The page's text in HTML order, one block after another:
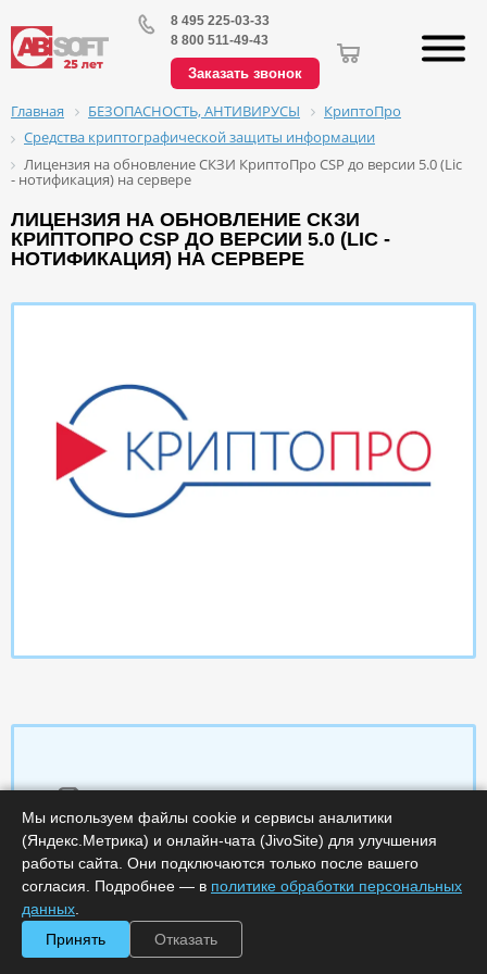
8 495 225-03-33
8 800 511-49-43
Заказать звонок
Главная БЕЗОПАСНОСТЬ, АНТИВИРУСЫ
КриптоПро
Средства криптографической защиты информации
Лицензия на обновление СКЗИ КриптоПро CSP до версии 5.0 (Lic
- нотификация) на сервере
ЛИЦЕНЗИЯ НА ОБНОВЛЕНИЕ СКЗИ
КРИПТОПРО CSP ДО ВЕРСИИ 5.0 (LIC -
НОТИФИКАЦИЯ) НА СЕРВЕРЕ
Срок поставки, дней :
Минимальное количество лицензий :1
Код :0000-358427
Мы используем файлы cookie и сервисы аналитики
(Яндекс.Метрика) и онлайн-чата (JivoSite) для улучшения
работы сайта. Они подключаются только после вашего
согласия. Подробнее — в политике обработки персональных
данных
Принять
Отказать